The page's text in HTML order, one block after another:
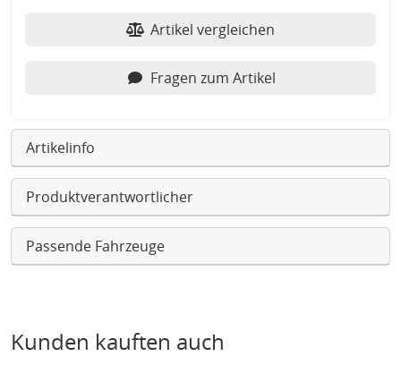
Artikel vergleichen
Fragen zum Artikel
Artikelinfo
Produktverantwortlicher
Passende Fahrzeuge
Kunden kauften auch